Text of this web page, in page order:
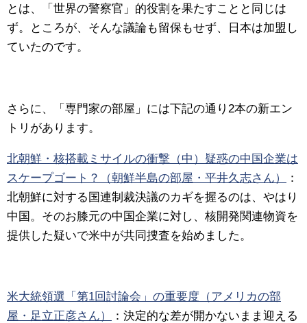
とは、「世界の警察官」的役割を果たすことと同じは
ず。ところが、そんな議論も留保もせず、日本は加盟し
ていたのです。
さらに、「専門家の部屋」には下記の通り2本の新エン
トリがあります。
北朝鮮・核搭載ミサイルの衝撃（中）疑惑の中国企業は
スケープゴート？（朝鮮半島の部屋・平井久志さん）
：
北朝鮮に対する国連制裁決議のカギを握るのは、やはり
中国。そのお膝元の中国企業に対し、核開発関連物資を
提供した疑いで米中が共同捜査を始めました。
米大統領選「第1回討論会」の重要度（アメリカの部
屋・足立正彦さん）
： 決定的な差が開かないまま迎える